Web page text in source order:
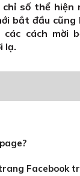
số thể
bắt đầu cũng
các cách
lạ.
Facebook